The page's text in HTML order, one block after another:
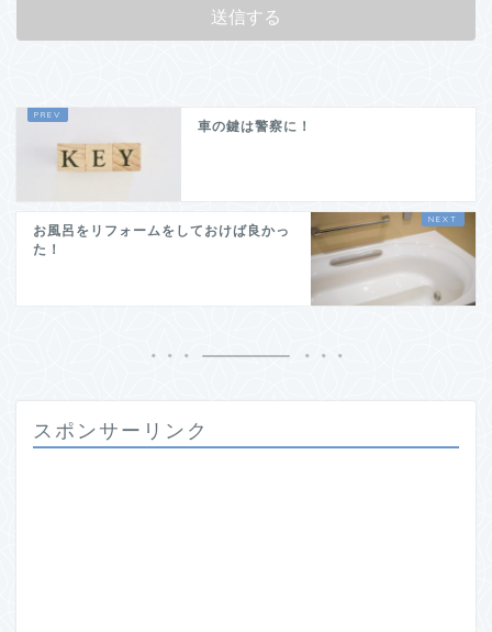
車の鍵は警察に！
お風呂をリフォームをしておけば良かっ
た！
スポンサーリンク